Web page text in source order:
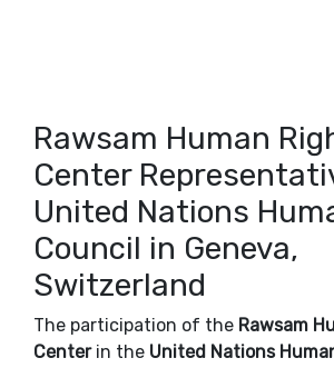
Rawsam Human
Center
United Nations
Council in Geneva,
Switzerland
The participation of the Rawsam
Centerin the United Nations